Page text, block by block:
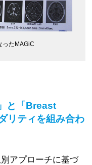
ったMAGiC
と「Breast
リティを組み合わ
アプローチに基づ